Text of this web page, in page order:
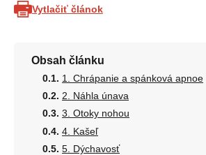
Vytlačiť článok
Obsah článku
1. Chrápanie a spánková apnoe
2. Náhla únava
3. Otoky nohou
4. Kašeľ
5. Dýchavosť